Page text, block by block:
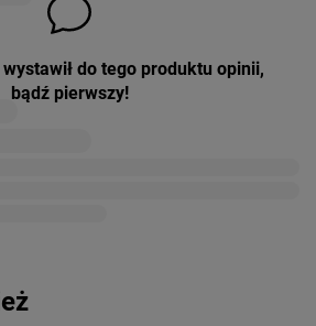
do tego produktu opinii,
bądź pierwszy!